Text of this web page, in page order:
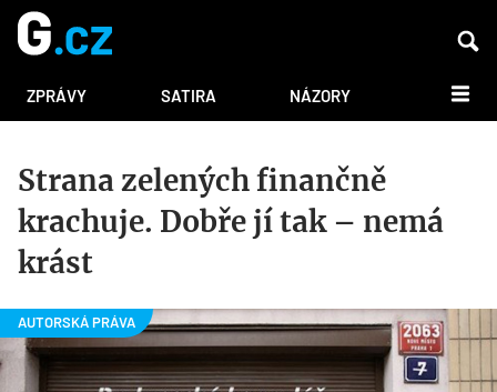
ZPRÁVY SATIRA NÁZORY DALŠÍ
Strana zelených finančně
krachuje. Dobře jí tak – nemá
krást